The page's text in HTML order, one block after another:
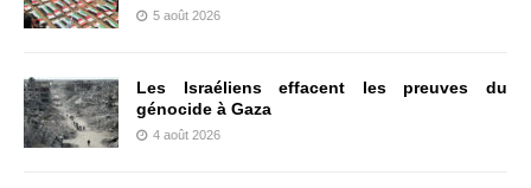
5 août 2026
Les Israéliens effacent les preuves du
génocide à Gaza
4 août 2026